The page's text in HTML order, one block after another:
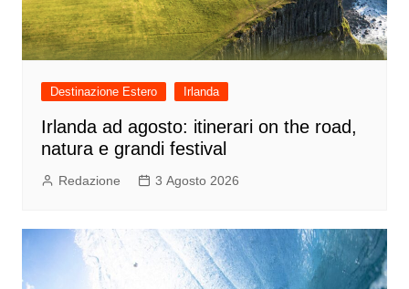
Destinazione Estero Irlanda
Irlanda ad agosto: itinerari on the road,
natura e grandi festival
Redazione 3 Agosto 2026